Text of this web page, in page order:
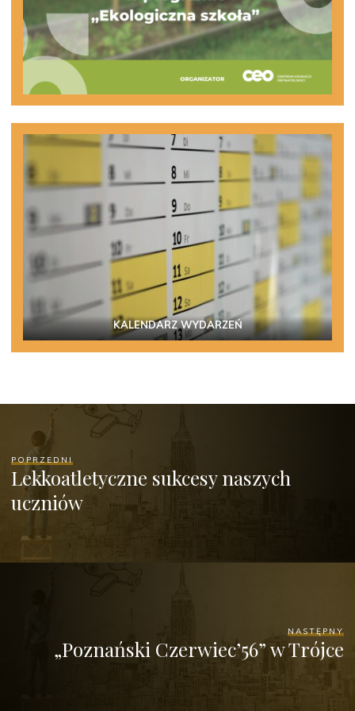
KALENDARZ WYDARZEŃ
POPRZEDNI
Lekkoatletyczne sukcesy naszych
uczniów
NASTĘPNY
„Poznański Czerwiec’56” w Trójce